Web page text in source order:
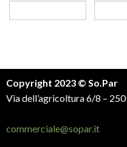
Copyright 2023 © So.Par
Via dell’agricoltura 6/8 –
commerciale@sopar.it